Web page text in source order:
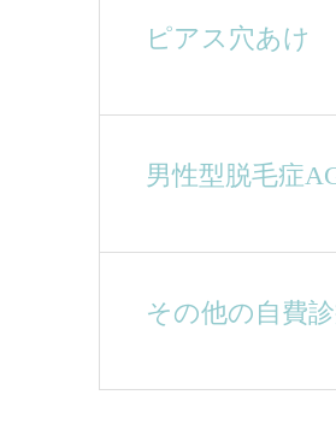
ピアス穴あけ
男性型脱毛症
その他の自費